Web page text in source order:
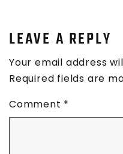
LEAVE A REPLY
Your email address
Required fields are
Comment *